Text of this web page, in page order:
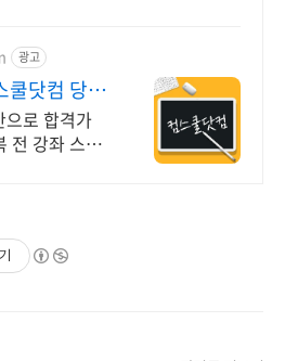
광고
쿨닷컴 당일
콘!
으로 합격가
전 강좌 스마